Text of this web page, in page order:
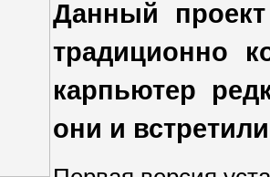
Данный
традиционно
карпьютер
они и